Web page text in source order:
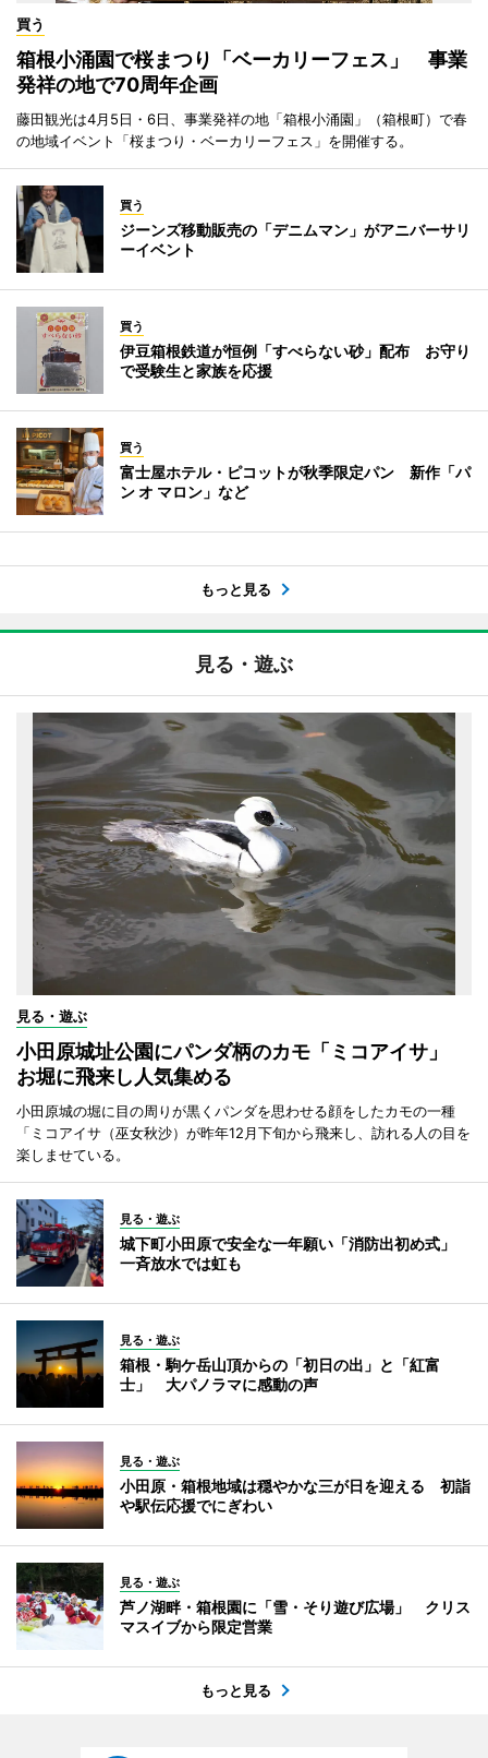
買う
箱根小涌園で桜まつり「ベーカリーフェス」 事業
発祥の地で70周年企画
藤田観光は4月5日・6日、事業発祥の地「箱根小涌園」（箱根町）で春
の地域イベント「桜まつり・ベーカリーフェス」を開催する。
買う
ジーンズ移動販売の「デニムマン」がアニバーサリ
ーイベント
買う
伊豆箱根鉄道が恒例「すべらない砂」配布 お守り
で受験生と家族を応援
買う
富士屋ホテル・ピコットが秋季限定パン 新作「パ
ン オ マロン」など
もっと見る
見る・遊ぶ
見る・遊ぶ
小田原城址公園にパンダ柄のカモ「ミコアイサ」
お堀に飛来し人気集める
小田原城の堀に目の周りが黒くパンダを思わせる顔をしたカモの一種
「ミコアイサ（巫女秋沙）が昨年12月下旬から飛来し、訪れる人の目を
楽しませている。
見る・遊ぶ
城下町小田原で安全な一年願い「消防出初め式」
一斉放水では虹も
見る・遊ぶ
箱根・駒ケ岳山頂からの「初日の出」と「紅富
士」 大パノラマに感動の声
見る・遊ぶ
小田原・箱根地域は穏やかな三が日を迎える 初詣
や駅伝応援でにぎわい
見る・遊ぶ
芦ノ湖畔・箱根園に「雪・そり遊び広場」 クリス
マスイブから限定営業
もっと見る